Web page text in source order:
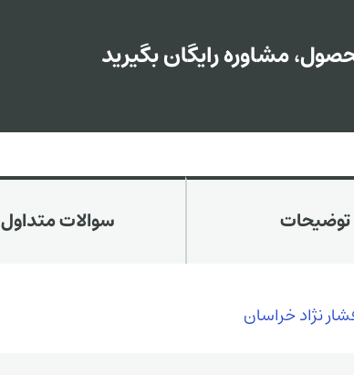
مشاوره رایگان بگیرید
توضیحات سوالات متداول
نژاد خراسان